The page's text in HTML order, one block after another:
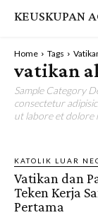
KEUSKUPAN
Home Tags
vatikan
Sample Category
consectetur
ut labore et dolore
KATOLIK LUAR
Vatikan dan
Teken Kerja
Pertama